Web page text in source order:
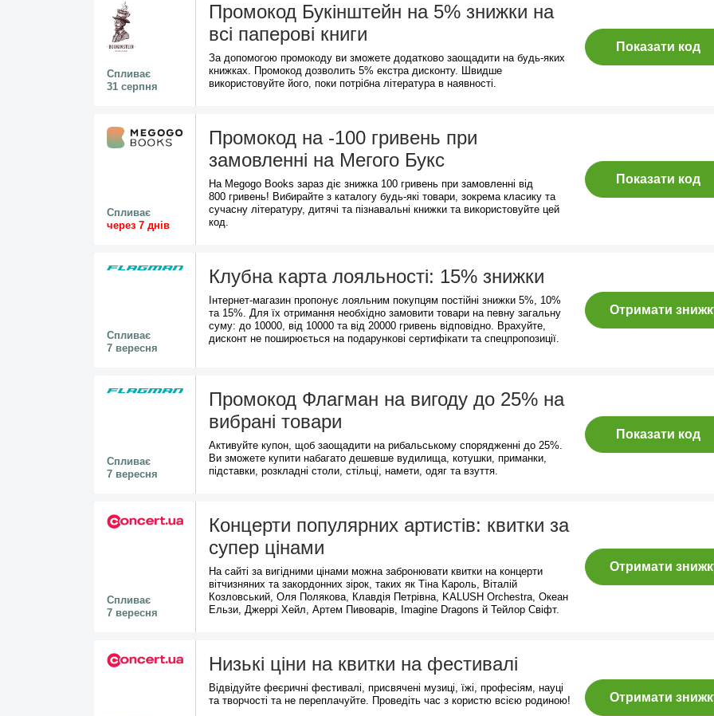
Спливає
31 серпня
Промокод Букінштейн на 5% знижки на
всі паперові книги
За допомогою промокоду ви зможете додатково заощадити на будь-яких
книжках. Промокод дозволить 5% екстра дисконту. Швидше
використовуйте його, поки потрібна література в наявності.
Показати код
Спливає
через 7 днів
Промокод на -100 гривень при
замовленні на Мегого Букс
На Megogo Books зараз діє знижка 100 гривень при замовленні від
800 гривень! Вибирайте з каталогу будь-які товари, зокрема класику та
сучасну літературу, дитячі та пізнавальні книжки та використовуйте цей
код.
Показати код
Спливає
7 вересня
Клубна карта лояльності: 15% знижки
Інтернет-магазин пропонує лояльним покупцям постійні знижки 5%, 10%
та 15%. Для їх отримання необхідно замовити товари на певну загальну
суму: до 10000, від 10000 та від 20000 гривень відповідно. Врахуйте,
дисконт не поширюється на подарункові сертифікати та спецпропозиції.
Отримати
Спливає
7 вересня
Промокод Флагман на вигоду до 25% на
вибрані товари
Активуйте купон, щоб заощадити на рибальському спорядженні до 25%.
Ви зможете купити набагато дешевше вудилища, котушки, приманки,
підставки, розкладні столи, стільці, намети, одяг та взуття.
Показати код
Спливає
7 вересня
Концерти популярних артистів: квитки за
супер цінами
На сайті за вигідними цінами можна забронювати квитки на концерти
вітчизняних та закордонних зірок, таких як Тіна Кароль, Віталій
Козловський, Оля Полякова, Клавдія Петрівна, KALUSH Orchestra, Океан
Ельзи, Джеррі Хейл, Артем Пивоварів, Imagine Dragons й Тейлор Свіфт.
Отримати
Низькі ціни на квитки на фестивалі
Відвідуйте феєричні фестивалі, присвячені музиці, їжі, професіям, науці
та творчості та не переплачуйте. Проведіть час з користю всією родиною!
Отримати